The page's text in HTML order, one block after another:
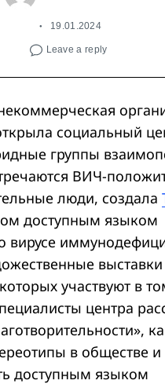
19.01.2024
Leave a reply
социальный
группы
ВИЧ-
люди, создала
доступным языком
вирусе
выставки
участвуют в
центра
в обществе
доступным языком